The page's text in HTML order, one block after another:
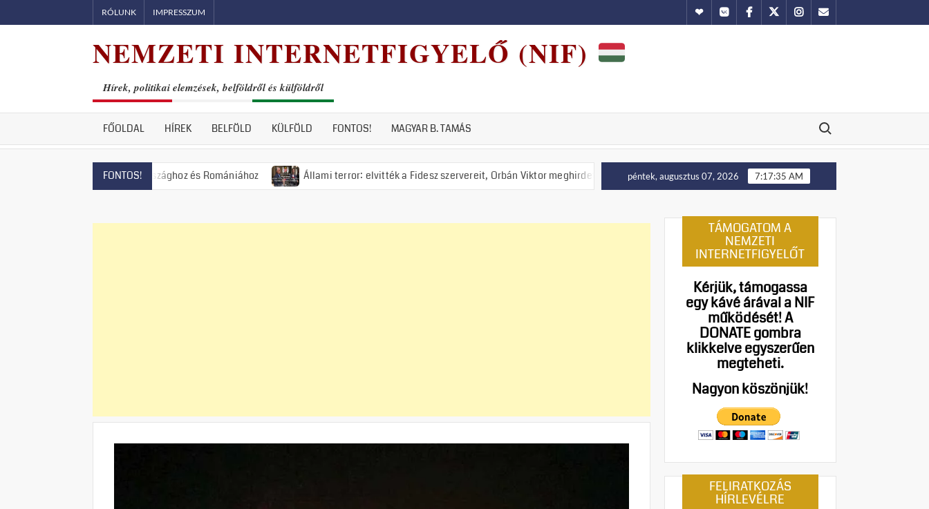
to
RÓLUNK IMPRESSZUM HundubVkontakte
Facebook
TwitterInstagram
Email
NEMZETI INTERNETFIGYELŐ (NIF)
Hírek, politikai elemzések, belföldről és külföldről
FŐOLDAL HÍREK BELFÖLD KÜLFÖLD FONTOS! MAGYAR B. TAMÁS
Search for:
FONTOS!
Magyarországhoz és Romániához Állami terror: elvitték a Fidesz szervereit, Orbán Viktor meghirdette a nemzeti ellenállást! Manny Pacquiao és tíz abortusztúlélő üzenete a foci-
péntek, augusztus 07, 2026 7:17:36 AM
TÁMOGATOM A
NEMZETI
INTERNETFIGYELŐT
Kérjük, támogassa
egy kávé árával a NIF
működését!A
DONATE gombra
klikkelve egyszerűen
megteheti.
Nagyon köszönjük!
FELIRATKOZÁS
HÍRLEVÉLRE